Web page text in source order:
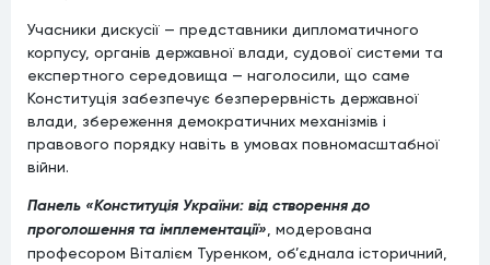
Учасники дискусії — представники дипломатичного
корпусу, органів державної влади, судової системи та
експертного середовища — наголосили, що саме
Конституція забезпечує безперервність державної
влади, збереження демократичних механізмів і
правового порядку навіть в умовах повномасштабної
війни.
Панель «Конституція України: від створення до
проголошення та імплементації», модерована
професором Віталієм Туренком, об’єднала історичний,